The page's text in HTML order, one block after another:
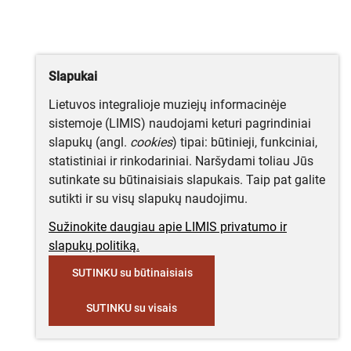
Slapukai
Lietuvos integralioje muziejų informacinėje
sistemoje (LIMIS) naudojami keturi pagrindiniai
slapukų (angl. cookies) tipai: būtinieji, funkciniai,
statistiniai ir rinkodariniai. Naršydami toliau Jūs
sutinkate su būtinaisiais slapukais. Taip pat galite
sutikti ir su visų slapukų naudojimu.
Sužinokite daugiau apie LIMIS privatumo ir
slapukų politiką.
SUTINKU su būtinaisiais
SUTINKU su visais